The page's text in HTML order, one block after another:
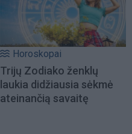
Horoskopai
Trijų Zodiako ženklų
laukia didžiausia sėkmė
ateinančią savaitę